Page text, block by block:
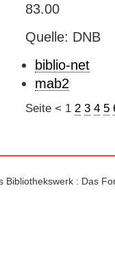
83.00
Quelle: DNB
biblio-net
mab2
Seite < 1 2 3 4 5
: Das